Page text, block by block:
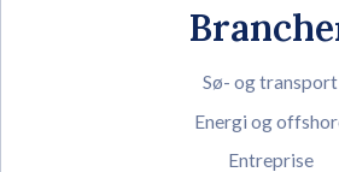
Sø- og transport
Energi og
Entreprise